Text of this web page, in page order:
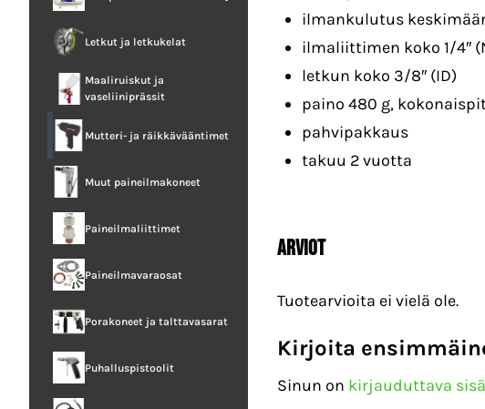
Letkut ja letkukelat
Maaliruiskut ja
vaseliiniprässit
Mutteri- ja räikkävääntimet
Muut paineilmakoneet
Paineilmaliittimet
Paineilmavaraosat
Porakoneet ja talttavasarat
Puhalluspistoolit
ilmankulutus
ilmaliittimen koko 1/4″
letkun koko 3/8″ (ID)
paino 480 g,
pahvipakkaus
takuu 2 vuotta
Arviot
Tuotearvioita ei vielä ole.
Kirjoita
Sinun on kirjauduttava